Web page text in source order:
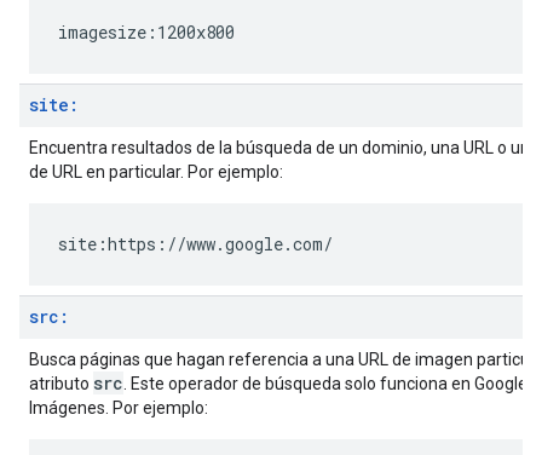
imagesize:1200x800
site:
Encuentra resultados de la búsqueda de un dominio, una URL o un
de URL en particular. Por ejemplo:
site:https://www.google.com/
src:
Busca páginas que hagan referencia a una URL de imagen
atributo src . Este operador de búsqueda solo funciona en Google
Imágenes. Por ejemplo: